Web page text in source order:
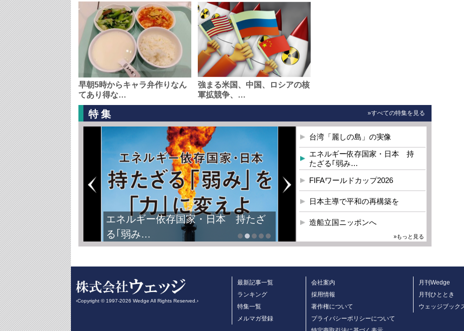
早朝5時からキャラ弁作りなん
てあり得な…
強まる米国、中国、ロシアの核
軍拡競争、…
特集 »すべての特集を見る
エネルギー依存国家・日本 持たざ
る｢弱み…
台湾「麗しの島」の実像
エネルギー依存国家・日本 持
たざる｢弱み…
FIFAワールドカップ2026
日本主導で平和の再構築を
造船立国ニッポンへ
»もっと見る
‹Copyright © 1997-2026 Wedge All Rights Reserved.›
最新記事一覧
ランキング
特集一覧
メルマガ登録
会社案内
採用情報
著作権について
プライバシーポリシーについて
月刊Wedge
月刊ひととき
ウェッジブック